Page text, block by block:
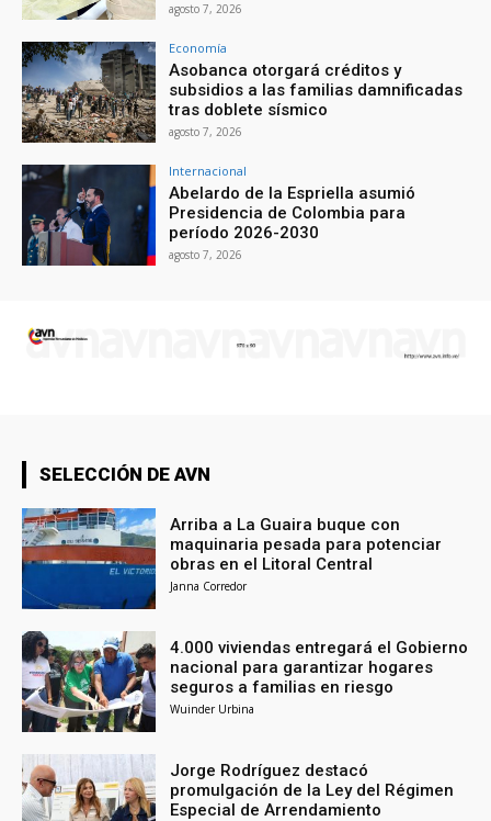
agosto 7, 2026
Economía
Asobanca otorgará créditos y
subsidios a las familias damnificadas
tras doblete sísmico
agosto 7, 2026
Internacional
Abelardo de la Espriella asumió
Presidencia de Colombia para
período 2026-2030
agosto 7, 2026
SELECCIÓN DE AVN
Arriba a La Guaira buque con
maquinaria pesada para potenciar
obras en el Litoral Central
Janna Corredor
4.000 viviendas entregará el Gobierno
nacional para garantizar hogares
seguros a familias en riesgo
Wuinder Urbina
Jorge Rodríguez destacó
promulgación de la Ley del Régimen
Especial de Arrendamiento